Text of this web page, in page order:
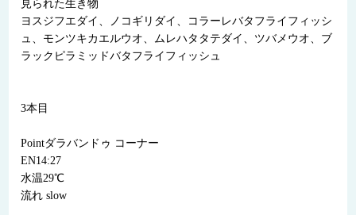
見られた生き物
ヨスジフエダイ、ノコギリダイ、コラーレバタフライフィッシ
ュ、モンツキカエルウオ、ムレハタタテダイ、ツバメウオ、ブ
ラックピラミッドバタフライフィッシュ
3本目
Pointダラバンドゥ コーナー
EN14:27
水温29℃
流れ slow